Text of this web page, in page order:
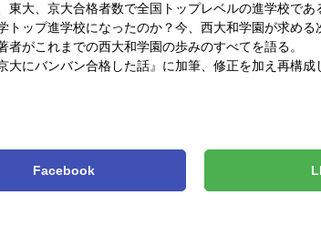
大、京大合格者数で全国トップレベルの進学校であ
ップ進学校になったのか？今、西大和学園が求める
がこれまでの西大和学園の歩みのすべてを語る。
にバンバン合格した話』に加筆、修正を加え再構成
Facebook